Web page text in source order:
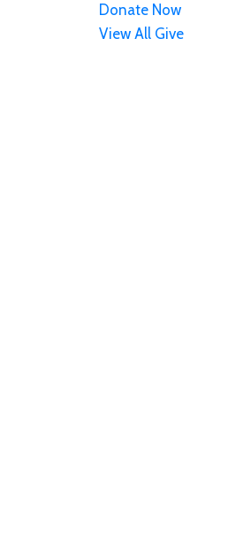
Donate Now
View All Give